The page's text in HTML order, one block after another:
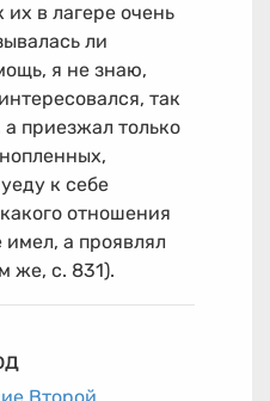
в лагере очень
ли
я не знаю,
так
приезжал только
к себе
отношения
а проявлял
же, с. 831).